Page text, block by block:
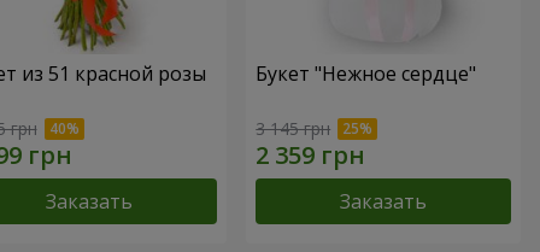
из 51 красной розы
грн
Заказать
Букет "Нежное сердце"
3 145 грн
Заказать